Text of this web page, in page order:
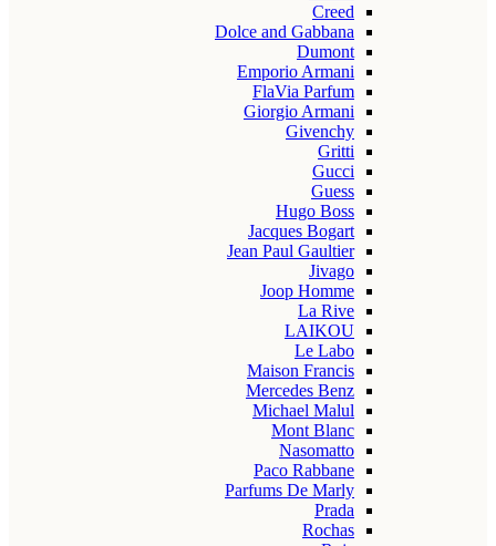
Creed
Dolce and Gabbana
Dumont
Emporio Armani
FlaVia Parfum
Giorgio Armani
Givenchy
Gritti
Gucci
Guess
Hugo Boss
Jacques Bogart
Jean Paul Gaultier
Jivago
Joop Homme
La Rive
LAIKOU
Le Labo
Maison Francis
Mercedes Benz
Michael Malul
Mont Blanc
Nasomatto
Paco Rabbane
Parfums De Marly
Prada
Rochas